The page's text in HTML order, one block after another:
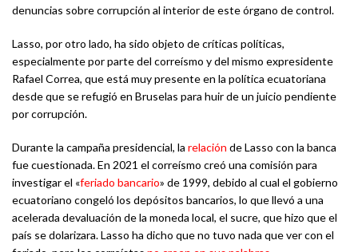
denuncias sobre corrupción al interior de este órgano de control.
Lasso, por otro lado, ha sido objeto de críticas políticas,
especialmente por parte del correísmo y del mismo expresidente
Rafael Correa, que está muy presente en la política ecuatoriana
desde que se refugió en Bruselas para huir de un juicio pendiente
por corrupción.
Durante la campaña presidencial, la relación de Lasso con la banca
fue cuestionada. En 2021 el correísmo creó una comisión para
investigar el «feriado bancario» de 1999, debido al cual el gobierno
ecuatoriano congeló los depósitos bancarios, lo que llevó a una
acelerada devaluación de la moneda local, el sucre, que hizo que el
país se dolarizara. Lasso ha dicho que no tuvo nada que ver con el